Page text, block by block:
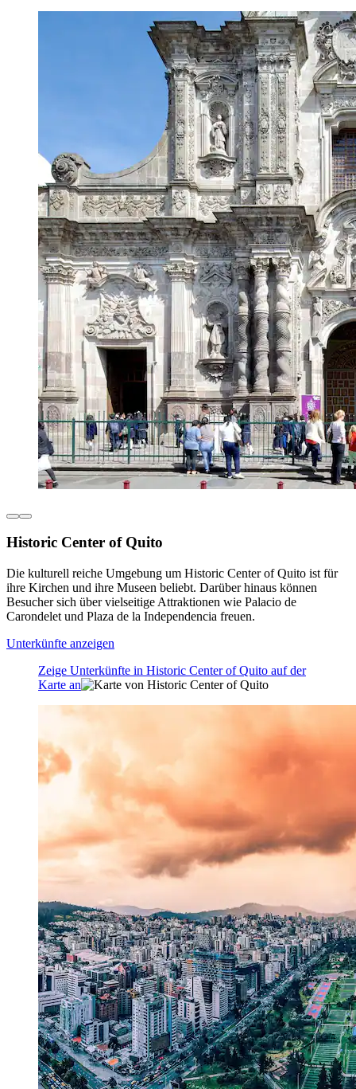
Historic Center of Quito
Die kulturell reiche Umgebung um Historic Center of Quito ist für
ihre Kirchen und ihre Museen beliebt. Darüber hinaus können
Besucher sich über vielseitige Attraktionen wie Palacio de
Carondelet und Plaza de la Independencia freuen.
Unterkünfte anzeigen
Zeige Unterkünfte in Historic Center of Quito auf der
Karte an